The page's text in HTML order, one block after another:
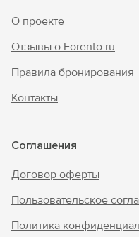
О проекте
Отзывы о Forento.ru
Правила бронирования
Контакты
Соглашения
Договор оферты
Пользовательское
Политика